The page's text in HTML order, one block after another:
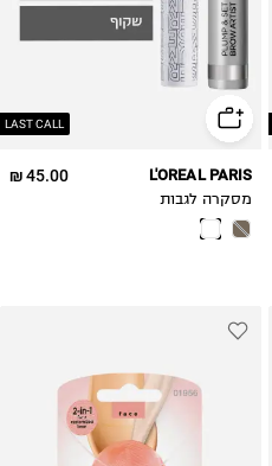
LAST CALL
45.00 ₪ L'OREAL PARIS
מסקרה לגבות